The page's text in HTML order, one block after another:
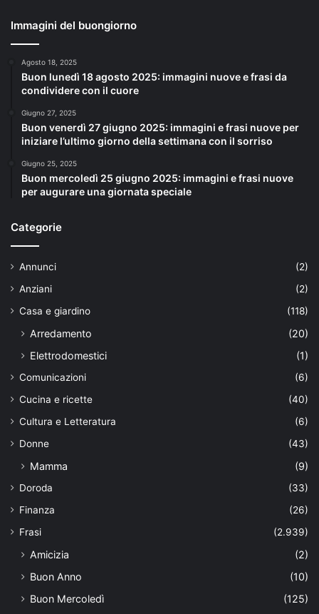
Immagini del buongiorno
Agosto 18, 2025
Buon lunedì 18 agosto 2025: immagini nuove e frasi da
condividere con il cuore
Giugno 27, 2025
Buon venerdì 27 giugno 2025: immagini e frasi nuove per
iniziare l’ultimo giorno della settimana con il sorriso
Giugno 25, 2025
Buon mercoledì 25 giugno 2025: immagini e frasi nuove
per augurare una giornata speciale
Categorie
Annunci
(2)
Anziani
(2)
Casa e giardino
(118)
Arredamento
(20)
Elettrodomestici
(1)
Comunicazioni
(6)
Cucina e ricette
(40)
Cultura e Letteratura
(6)
Donne
(43)
Mamma (9)
Doroda
(33)
Finanza
(26)
Frasi
(2.939)
Amicizia
(2)
Buon Anno
(10)
Buon Mercoledì
(125)